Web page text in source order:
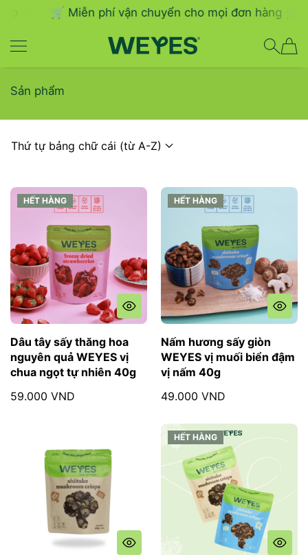
CHUYỂN TIẾP🛒 Miễn phí vận chuyển cho mọi đơn hàng 🛒
WEYES
Sản phẩm
HẾT HÀNG
HẾT HÀNG
Dâu tây sấy thăng hoa
nguyên quả WEYES vị
chua ngọt tự nhiên 40g
59.000 VND
HẾT HÀNG
HẾT HÀNG
Nấm hương sấy giòn
WEYES vị muối biển đậm
vị nấm 40g
49.000 VND
HẾT HÀNG
HẾT HÀNG